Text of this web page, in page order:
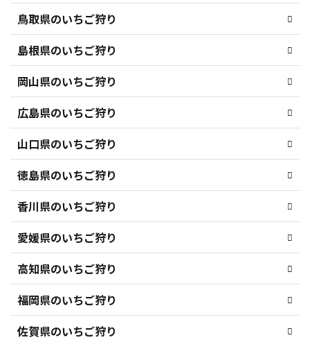
鳥取県のいちご狩り
島根県のいちご狩り
岡山県のいちご狩り
広島県のいちご狩り
山口県のいちご狩り
徳島県のいちご狩り
香川県のいちご狩り
愛媛県のいちご狩り
高知県のいちご狩り
福岡県のいちご狩り
佐賀県のいちご狩り